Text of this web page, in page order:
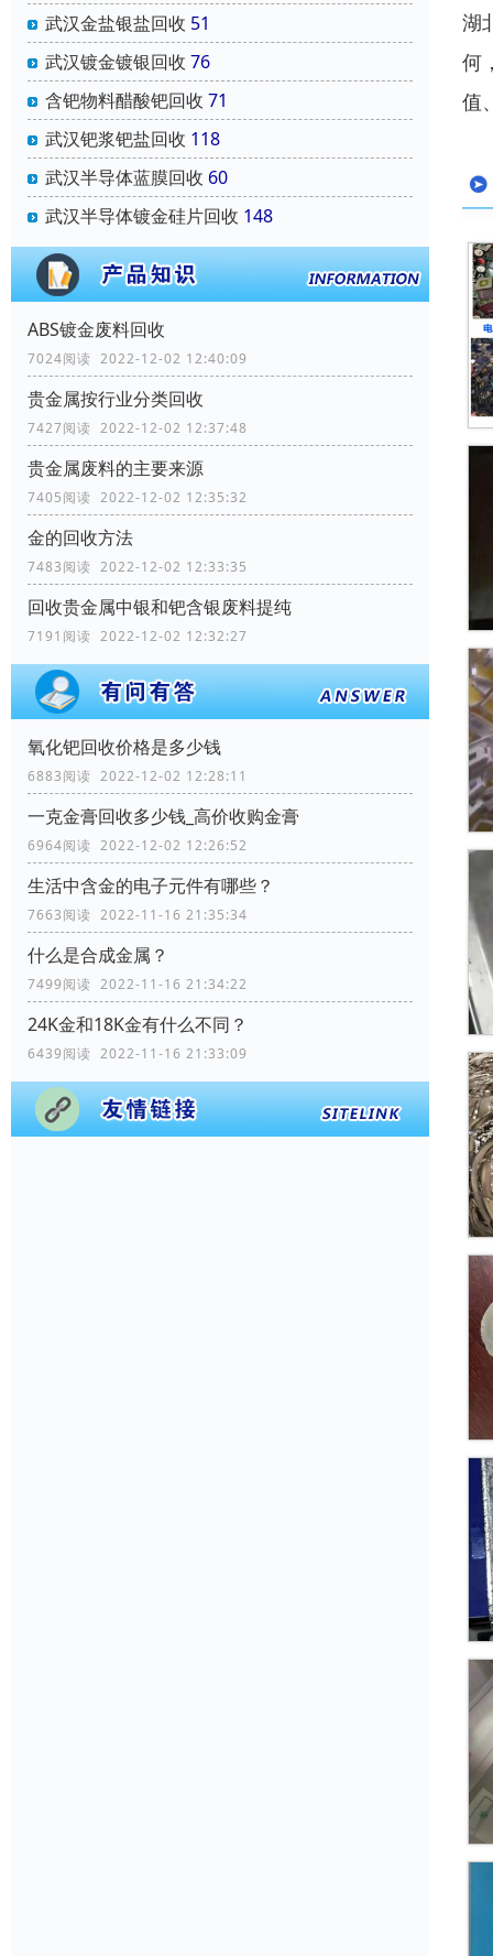
武汉金盐银盐回收 51
武汉镀金镀银回收 76
含钯物料醋酸钯回收 71
武汉钯浆钯盐回收 118
武汉半导体蓝膜回收 60
武汉半导体镀金硅片回收 148
ABS镀金废料回收
7024阅读 2022-12-02 12:40:09
贵金属按行业分类回收
7427阅读 2022-12-02 12:37:48
贵金属废料的主要来源
7405阅读 2022-12-02 12:35:32
金的回收方法
7483阅读 2022-12-02 12:33:35
回收贵金属中银和钯含银废料提纯
7191阅读 2022-12-02 12:32:27
氧化钯回收价格是多少钱
6883阅读 2022-12-02 12:28:11
一克金膏回收多少钱_高价收购金膏
6964阅读 2022-12-02 12:26:52
生活中含金的电子元件有哪些？
7663阅读 2022-11-16 21:35:34
什么是合成金属？
7499阅读 2022-11-16 21:34:22
24K金和18K金有什么不同？
6439阅读 2022-11-16 21:33:09
湖
何
值